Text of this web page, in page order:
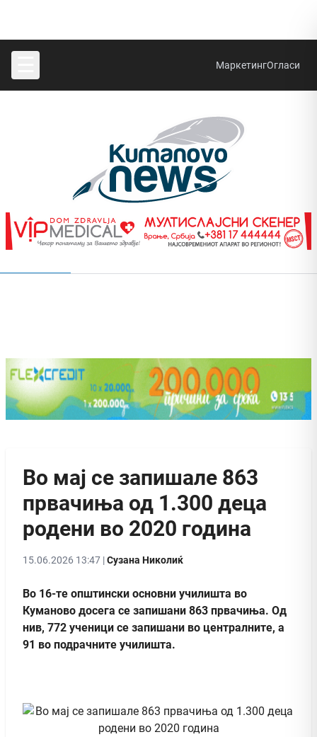
МаркетингОгласи
Во мај се запишале 863
првачиња од 1.300 деца
родени во 2020 година
15.06.2026 13:47 |Сузана Николиќ
Во 16-те општински основни училишта во
Куманово досега се запишани 863 првачиња. Од
нив, 772 ученици се запишани во централните, а
91 во подрачните училишта.